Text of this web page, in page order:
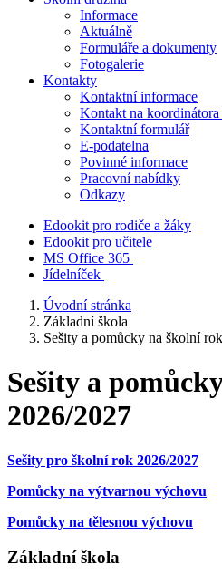
Informace
Aktuálně
Formuláře a dokumenty
Fotogalerie
Kontakty
Kontaktní informace
Kontakt na
Kontaktní formulář
E-podatelna
Povinné informace
Pracovní nabídky
Odkazy
Edookit pro rodiče a žáky
Edookit pro učitele
MS Office 365
Jídelníček
Úvodní stránka
Základní škola
Sešity a pomůcky na školní
Sešity a
2026/2027
Sešity pro školní rok 2026/2027
Pomůcky na výtvarnou výchovu
Pomůcky na tělesnou výchovu
Základní škola